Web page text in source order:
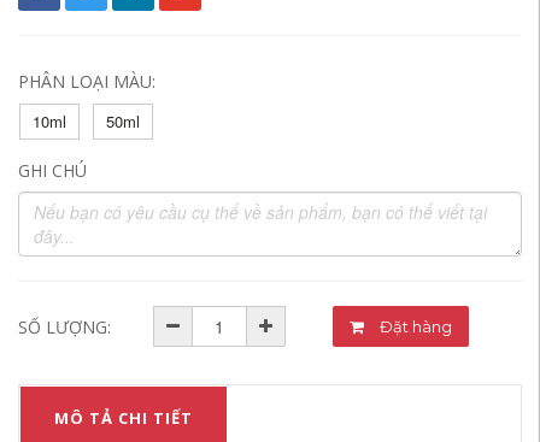
PHÂN LOẠI MÀU:
10ml
50ml
GHI CHÚ
SỐ LƯỢNG: Đặt hàng
MÔ TẢ CHI TIẾT